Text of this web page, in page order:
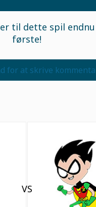
til dette spil
første!
for at skrive
VS